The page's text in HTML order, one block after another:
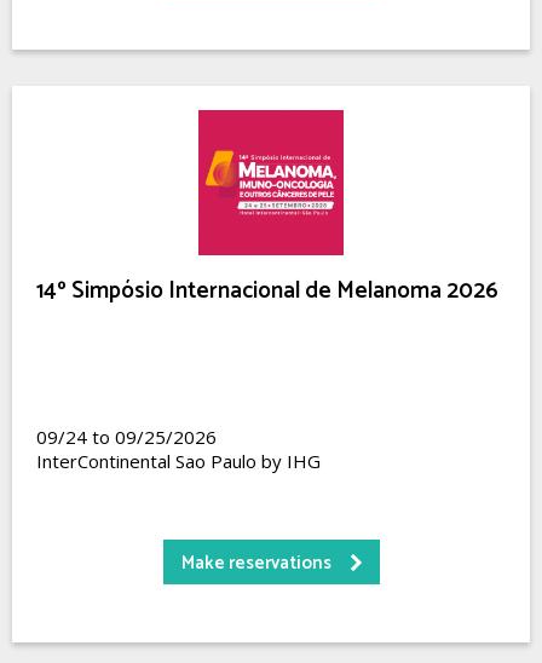
14º Simpósio Internacional de Melanoma 2026
09/24 to 09/25/2026
InterContinental Sao Paulo by IHG
Make reservations